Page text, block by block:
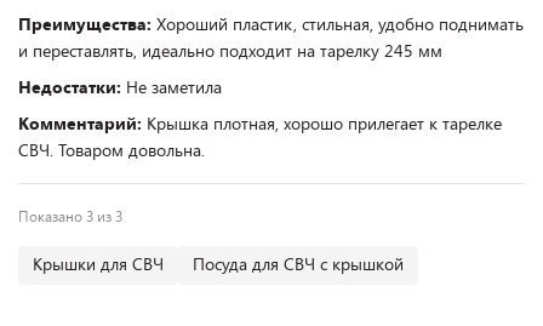
Преимущества: Хороший пластик, стильная, удобно поднимать
и переставлять, идеально подходит на тарелку 245 мм
Недостатки: Не заметила
Комментарий: Крышка плотная, хорошо прилегает к тарелке
СВЧ. Товаром довольна.
Показано 3 из 3
Крышки для СВЧ Посуда для СВЧ с крышкой